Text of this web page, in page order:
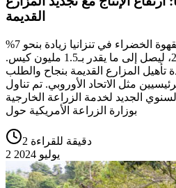
القديمة
من المتوقع أن يشهد إنتاج القهوة الخضراء في تنزانيا زيادة بنحو 7%
في العام السوقي 2024/25، ليصل إلى ما يقدر بـ1.5 مليون كيس.
تأهيل المزارع القديمة بنجاح والطلب
مثل الاتحاد الأوروبي. تم تناول
الجديد لخدمة الزراعة الخارجية
بوزارة الزراعة الأمريكية حول
2 دقيقة للقراءة
2 يوليو 2024